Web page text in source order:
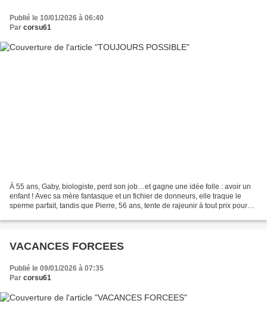
Publié le 10/01/2026 à 06:40
Par corsu61
À 55 ans, Gaby, biologiste, perd son job…et gagne une idée folle : avoir un
enfant ! Avec sa mère fantasque et un fichier de donneurs, elle traque le
sperme parfait, tandis que Pierre, 56 ans, tente de rajeunir à tout prix pour
VACANCES FORCEES
Publié le 09/01/2026 à 07:35
Par corsu61